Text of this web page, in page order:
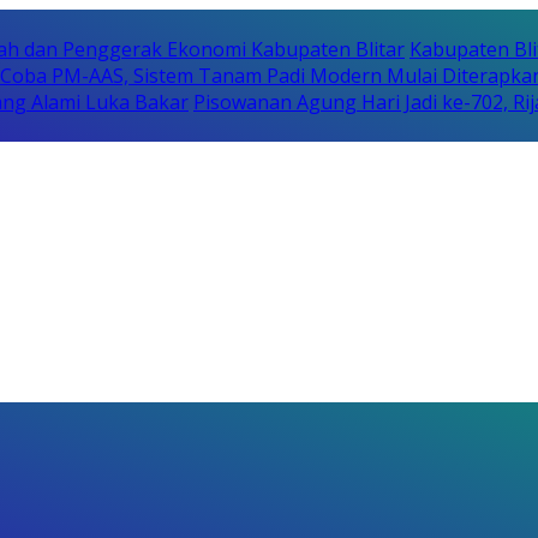
dan Penggerak Ekonomi Kabupaten Blitar Kabupaten
PM-AAS, Sistem Tanam Padi Modern Mulai
Alami Luka Bakar Pisowanan Agung Hari Jadi ke-702,